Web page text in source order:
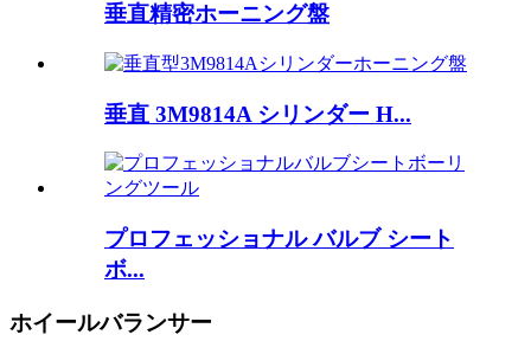
垂直精密ホーニング盤
垂直 3M9814A シリンダー H...
プロフェッショナル バルブ シート
ボ...
ホイールバランサー